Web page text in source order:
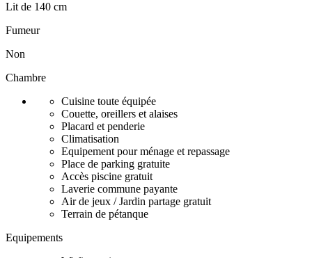
Lit de 140 cm
Fumeur
Non
Chambre
Cuisine toute équipée
Couette, oreillers et alaises
Placard et penderie
Climatisation
Equipement pour ménage et repassage
Place de parking gratuite
Accès piscine gratuit
Laverie commune payante
Air de jeux / Jardin partage gratuit
Terrain de pétanque
Equipements